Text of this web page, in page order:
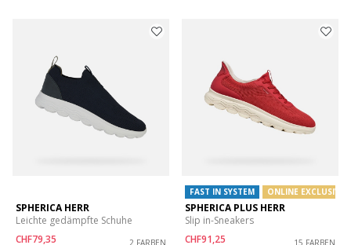
SPHERICA HERR
Leichte gedämpfte Schuhe
CHF79,35
2 FARBEN
FAST IN SYSTEM ONLINE EXCLUSIVE
SPHERICA PLUS HERR
Slip in-Sneakers
CHF91,25
15 FARBEN